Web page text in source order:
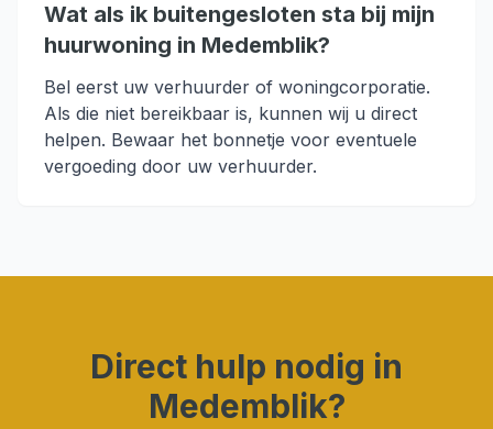
Wat als ik buitengesloten sta bij mijn
huurwoning in Medemblik?
Bel eerst uw verhuurder of woningcorporatie.
Als die niet bereikbaar is, kunnen wij u direct
helpen. Bewaar het bonnetje voor eventuele
vergoeding door uw verhuurder.
Direct hulp nodig in
Medemblik?